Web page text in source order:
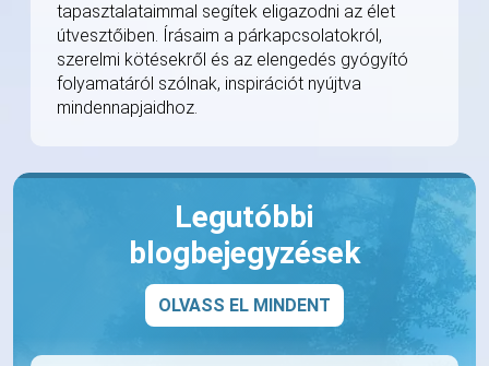
tapasztalataimmal segítek eligazodni az élet
útvesztőiben. Írásaim a párkapcsolatokról,
szerelmi kötésekről és az elengedés gyógyító
folyamatáról szólnak, inspirációt nyújtva
mindennapjaidhoz.
Legutóbbi
blogbejegyzések
OLVASS EL MINDENT